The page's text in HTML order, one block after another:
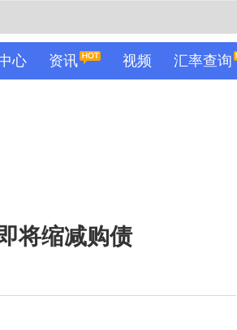
心 资讯 视频 汇率查询
将缩减购债